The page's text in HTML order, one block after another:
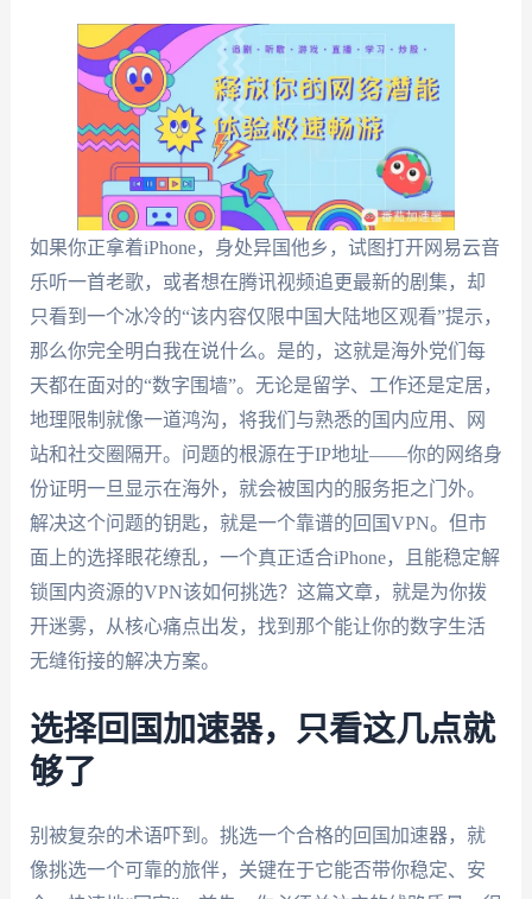
如果你正拿着iPhone，身处异国他乡，试图打开网易云音
乐听一首老歌，或者想在腾讯视频追更最新的剧集，却
只看到一个冰冷的“该内容仅限中国大陆地区观看”提示，
那么你完全明白我在说什么。是的，这就是海外党们每
天都在面对的“数字围墙”。无论是留学、工作还是定居，
地理限制就像一道鸿沟，将我们与熟悉的国内应用、网
站和社交圈隔开。问题的根源在于IP地址——你的网络身
份证明一旦显示在海外，就会被国内的服务拒之门外。
解决这个问题的钥匙，就是一个靠谱的回国VPN。但市
面上的选择眼花缭乱，一个真正适合iPhone，且能稳定解
锁国内资源的VPN该如何挑选？这篇文章，就是为你拨
开迷雾，从核心痛点出发，找到那个能让你的数字生活
无缝衔接的解决方案。
选择回国加速器，只看这几点就
够了
别被复杂的术语吓到。挑选一个合格的回国加速器，就
像挑选一个可靠的旅伴，关键在于它能否带你稳定、安